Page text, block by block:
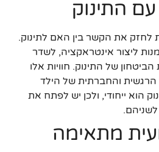
התינוק
לחזק את הקשר בין האם לתינוק.
ליצור אינטראקציה, לשדר
של התינוק. חוויות אלו
והחברתית של הילד
הוא ייחודי, ולכן יש לפתח את
מתאימה